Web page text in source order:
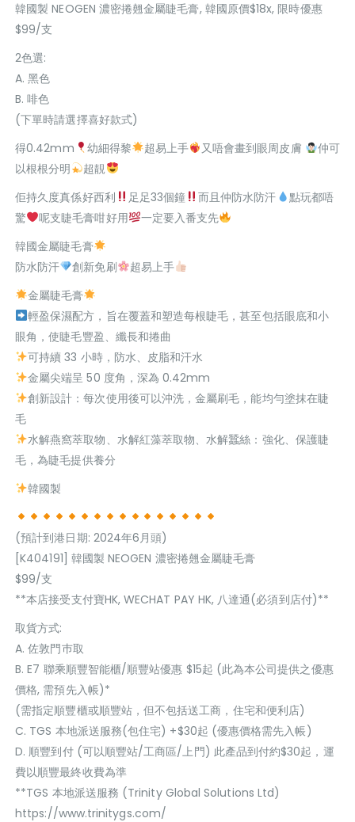
韓國製 NEOGEN 濃密捲翹金屬睫毛膏, 韓國原價$18x, 限時優惠
$99/支
2色選:
A. 黑色
B. 啡色
(下單時請選擇喜好款式)
得0.42mm
幼細得黎 超易上手 又唔會畫到眼周皮膚
仲可
以根根分明
超靚
佢持久度真係好西利
足足33個鐘 而且仲防水防汗
點玩都唔
驚
呢支睫毛膏咁好用
一定要入番支先
韓國金屬睫毛膏
防水防汗
創新免刷
超易上手
金屬睫毛膏
輕盈保濕配方，旨在覆蓋和塑造每根睫毛，甚至包括眼底和小
眼角，使睫毛豐盈、纖長和捲曲
可持續 33 小時，防水、皮脂和汗水
金屬尖端呈 50 度角，深為 0.42mm
創新設計：每次使用後可以沖洗，金屬刷毛，能均勻塗抹在睫
毛
水解燕窩萃取物、水解紅藻萃取物、水解蠶絲：強化、保護睫
毛，為睫毛提供養分
韓國製
(預計到港日期: 2024年6月頭)
[K404191] 韓國製 NEOGEN 濃密捲翹金屬睫毛膏
$99/支
**本店接受支付寶HK, WECHAT PAY HK, 八達通(必須到店付)**
取貨方式:
A. 佐敦門巿取
B. E7 聯乘順豐智能櫃/順豐站優惠 $15起 (此為本公司提供之優惠
價格, 需預先入帳)*
(需指定順豐櫃或順豐站，但不包括送工商，住宅和便利店)
C. TGS 本地派送服務(包住宅) +$30起 (優惠價格需先入帳)
D. 順豐到付 (可以順豐站/工商區/上門) 此產品到付約$30起，運
費以順豐最終收費為準
**TGS 本地派送服務 (Trinity Global Solutions Ltd)
https://www.trinitygs.com/